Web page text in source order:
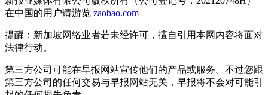
在中国的用户请游览 zaobao.com
提醒：新加坡网络业者若未经许可，擅自引用本网内容将面对
法律行动。
第三方公司可能在早报网站宣传他们的产品或服务。不过您跟
第三方公司的任何交易与早报网站无关，早报将不会对可能引